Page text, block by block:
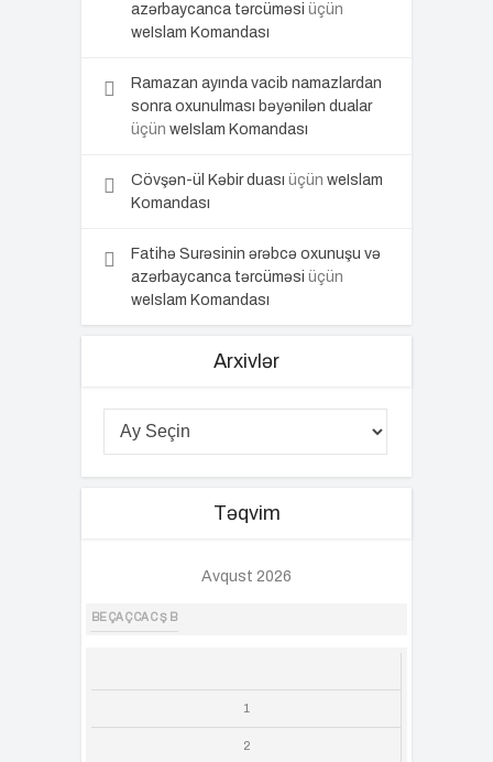
azərbaycanca tərcüməsi üçün
weIslam Komandası
Ramazan ayında vacib namazlardan
sonra oxunulması bəyənilən dualar
üçün weIslam Komandası
Cövşən-ül Kəbir duası üçün weIslam
Komandası
Fatihə Surəsinin ərəbcə oxunuşu və
azərbaycanca tərcüməsi üçün
weIslam Komandası
Arxivlər
Təqvim
Avqust 2026
BE ÇA Ç CA C Ş B
1
2